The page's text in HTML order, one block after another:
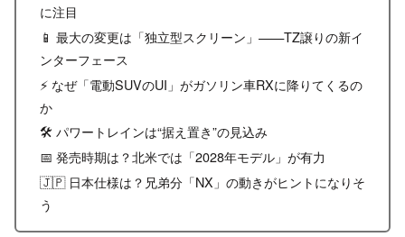
に注目
📱 最大の変更は「独立型スクリーン」——TZ譲りの新イ
ンターフェース
⚡ なぜ「電動SUVのUI」がガソリン車RXに降りてくるの
か
🛠️ パワートレインは“据え置き”の見込み
📅 発売時期は？北米では「2028年モデル」が有力
🇯🇵 日本仕様は？兄弟分「NX」の動きがヒントになりそ
う